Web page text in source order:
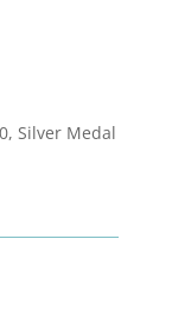
Silver Medal